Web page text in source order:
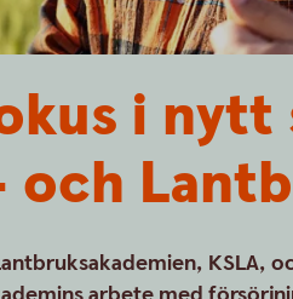
i nytt
och
KSLA,